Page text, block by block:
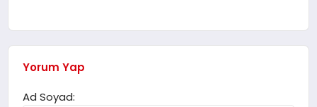
Yorum Yap
Ad Soyad: